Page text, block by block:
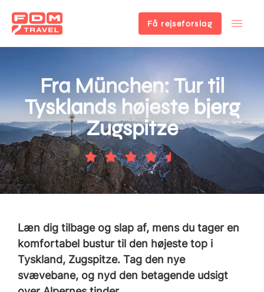
Få rejseforslag
Fra München: Tur til
Tysklands højeste bjerg
Zugspitze
Læn dig tilbage og slap af, mens du tager en
komfortabel bustur til den højeste top i
Tyskland, Zugspitze. Tag den nye
svævebane, og nyd den betagende udsigt